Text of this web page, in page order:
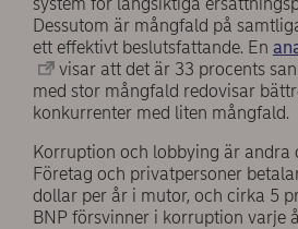
Dessutom är mångfald på
ett effektivt beslutsfattande. En
visar att det är 33 procents
med stor mångfald redovisar
konkurrenter med liten mångfald.
Korruption och lobbying är andra
Företag och privatpersoner
dollar per år i mutor, och cirka 5
BNP försvinner i korruption varje